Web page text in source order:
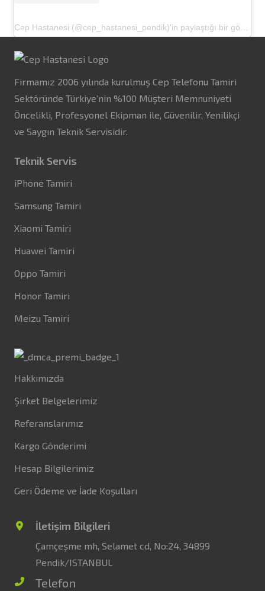
Firmamız 2006 yılında kurulmuş Cep Telefonu Tamiri
Sektöründe Türkiye’nin %100 Müşteri Memnuniyeti
Öncelikli, Profesyonel Ekipman ile, Güvenilir, Yenilikçi
ve Saygın Teknik Servisidir.
Teknik Servis
iPhone Tamiri
Samsung Tamiri
Xiaomi Tamiri
Huawei Tamiri
Oppo Tamiri
Honor Tamiri
Meizu Tamiri
Hakkımızda
Şirket Belgelerimiz
Referanslarımız
Kargo Gönderimi
Hesap Bilgilerimiz
Geri Ödeme ve İade Koşulları
İletişim Bilgileri
Çamçeşme mh, Selamet cd, No:24, 34899
Pendik/ISTANBUL
Telefon